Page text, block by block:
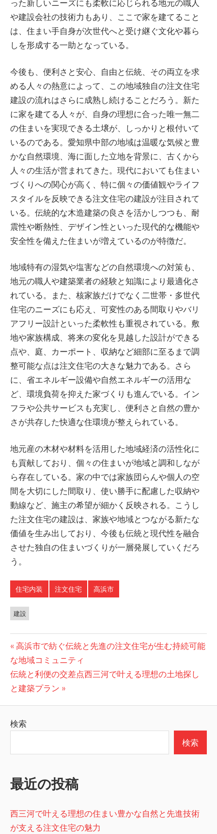
った新しいニーズにも柔軟に応じられる地元の職人
や建設会社の技術力もあり、ここで家を建てること
は、住まい手自身が次世代へと受け継ぐ文化や暮ら
しを形成する一助となっている。
今後も、便利さと安心、自由と伝統、その両立を求
める人々の熱意によって、この地域独自の注文住宅
建設の流れはさらに成熟し続けることだろう。新た
に家を建てる人々が、自身の理想に合った唯一無二
の住まいを実現できる土壌が、しっかりと根付いて
いるのである。愛知県中部の地域は温暖な気候と豊
かな自然環境、海に面した立地を背景に、古くから
人々の生活が営まれてきた。現代においても住まい
づくりへの関心が高く、特に個々の価値観やライフ
スタイルを反映できる注文住宅の建設が注目されて
いる。伝統的な木造建築の良さを活かしつつも、耐
震性や断熱性、デザイン性といった現代的な機能や
安全性を備えた住まいが増えているのが特徴だ。
地域特有の湿気や塩害などの自然環境への対策も、
地元の職人や建築業者の経験と知識により最適化さ
れている。また、核家族だけでなく二世帯・多世代
住宅のニーズにも応え、可変性のある間取りやバリ
アフリー設計といった柔軟性も重視されている。敷
地や家族構成、将来の変化を見越した設計ができる
点や、庭、カーポート、収納など細部に至るまで調
整可能な点は注文住宅の大きな魅力である。さら
に、省エネルギー設備や自然エネルギーの活用な
ど、環境負荷を抑えた家づくりも進んでいる。イン
フラや公共サービスも充実し、便利さと自然の豊か
さが共存した快適な住環境が整えられている。
地元産の木材や材料を活用した地域経済の活性化に
も貢献しており、個々の住まいが地域と調和しなが
ら存在している。家の中では家族団らんや個人の空
間を大切にした間取り、使い勝手に配慮した収納や
動線など、施主の希望が細かく反映される。こうし
た注文住宅の建設は、家族や地域とつながる新たな
価値を生み出しており、今後も伝統と現代性を融合
させた独自の住まいづくりが一層発展していくだろ
う。
住宅内装 注文住宅 高浜市
建設
投
稿
ナ
ビ
ゲ
ョ
前
の
投
稿:
高浜市で紡ぐ伝統と先進の注文住宅が生む持続可能
な地域コミュニティ
次
の
伝統と利便の交差点西三河で叶える理想の土地探し
と建築プラン
検索
検索
最近の投稿
西三河で叶える理想の住まい豊かな自然と先進技術
が支える注文住宅の魅力